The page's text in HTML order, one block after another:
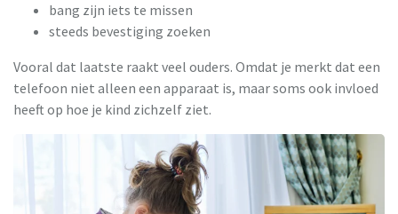
bang zijn iets te missen
steeds bevestiging zoeken
Vooral dat laatste raakt veel ouders. Omdat je merkt dat een
telefoon niet alleen een apparaat is, maar soms ook invloed
heeft op hoe je kind zichzelf ziet.